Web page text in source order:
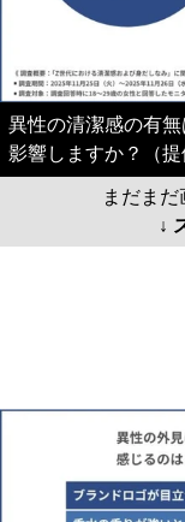
異性の清潔感の有
影響しますか？（提
まだまだ
↓